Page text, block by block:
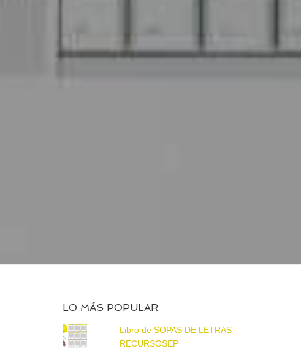
LO MÁS POPULAR
Libro de SOPAS DE LETRAS -
RECURSOSEP